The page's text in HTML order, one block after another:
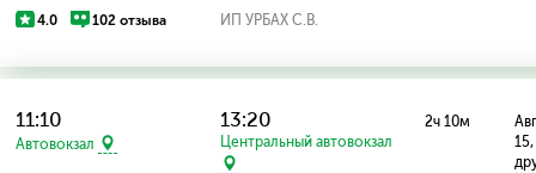
4.0 102 отзыва ИП УРБАХ С.В.
11:10
Автовокзал
13:20
Центральный автовокзал
2ч 10м